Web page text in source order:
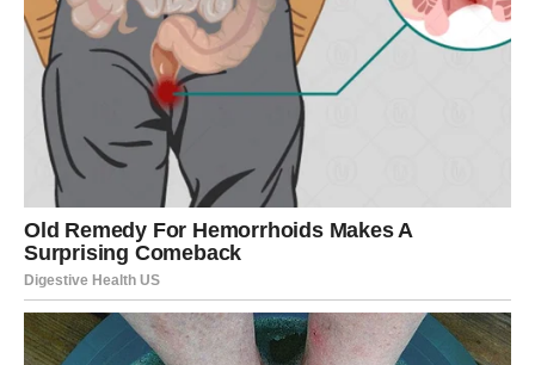
Škorpije očekuju snažne emocije. Privlačnost između vas
i jedne osobe postaje sve izraženija, a danas biste mogli
dobiti jasan znak da je interesovanje obostrano.
Pred vama su veoma zanimljivi trenuci.
STRIJELAC
Strijelčevi ulaze u dan pun pozitivne ljubavne energije.
Neko vas posmatra mnogo pažljivije nego što mislite.